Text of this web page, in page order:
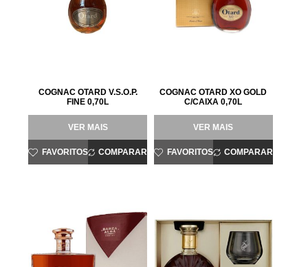
COGNAC OTARD V.S.O.P.
FINE 0,70L
VER MAIS
FAVORITOS COMPARAR
COGNAC OTARD XO GOLD
C/CAIXA 0,70L
VER MAIS
FAVORITOS COMPARAR